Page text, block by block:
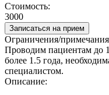
Стоимость:
3000
Записаться на прием
Ограничения/примечания
Проводим пациентам до 1
более 1.5 года,
специалистом.
Описание: